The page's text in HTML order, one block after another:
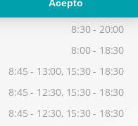
8:30 - 20:00
8:00 - 18:30
8:45 - 13:00, 15:30 - 18:30
8:45 - 12:30, 15:30 - 18:30
8:45 - 12:30, 15:30 - 18:30